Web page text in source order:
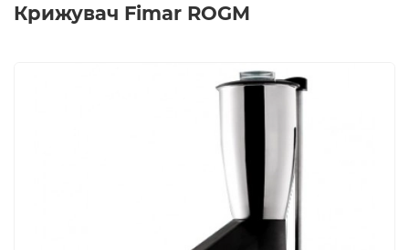
Крижувач Fimar ROGM